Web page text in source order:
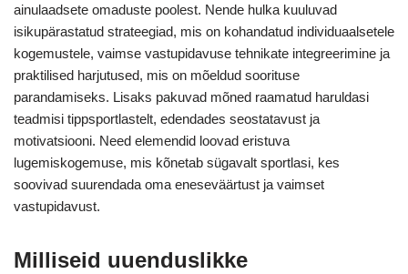
ainulaadsete omaduste poolest. Nende hulka kuuluvad
isikupärastatud strateegiad, mis on kohandatud individuaalsetele
kogemustele, vaimse vastupidavuse tehnikate integreerimine ja
praktilised harjutused, mis on mõeldud soorituse
parandamiseks. Lisaks pakuvad mõned raamatud haruldasi
teadmisi tippsportlastelt, edendades seostatavust ja
motivatsiooni. Need elemendid loovad eristuva
lugemiskogemuse, mis kõnetab sügavalt sportlasi, kes
soovivad suurendada oma eneseväärtust ja vaimset
vastupidavust.
Milliseid uuenduslikke